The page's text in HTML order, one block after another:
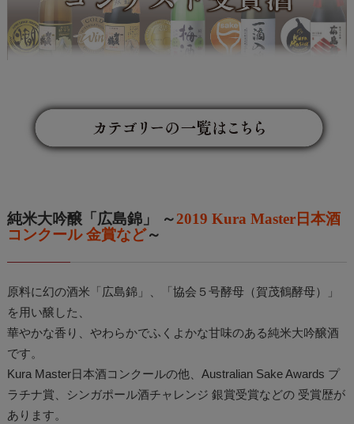
純米大吟醸「広島錦」 ～2019 Kura Master日本酒
コンクール 金賞など～
原料に幻の酒米「広島錦」、「協会５号酵母（賀茂鶴酵母）」
を用い醸した、
華やかな香り、やわらかでふくよかな甘味のある純米大吟醸酒
です。
Kura Master日本酒コンクールの他、Australian Sake Awards プ
ラチナ賞、シンガポール酒チャレンジ 銀賞受賞などの 受賞歴が
あります。